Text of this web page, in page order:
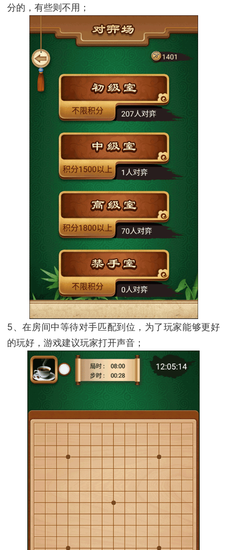
分的，有些则不用；
5、在房间中等待对手匹配到位，为了玩家能够更好
的玩好，游戏建议玩家打开声音；